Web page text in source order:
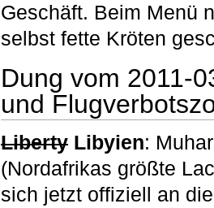
Geschäft. Beim Menü
selbst fette Kröten
Dung vom 2011-
und
Liberty Libyien:
(Nordafrikas größte
sich jetzt offiziell an